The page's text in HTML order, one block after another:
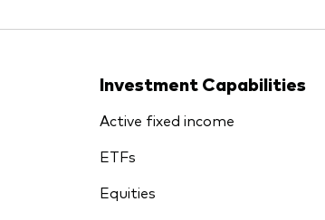
Investment Capabilities
Active fixed income
ETFs
Equities